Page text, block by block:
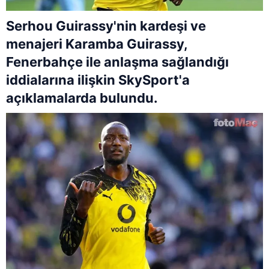
Serhou Guirassy'nin kardeşi ve
menajeri Karamba Guirassy,
Fenerbahçe ile anlaşma sağlandığı
iddialarına ilişkin SkySport'a
açıklamalarda bulundu.